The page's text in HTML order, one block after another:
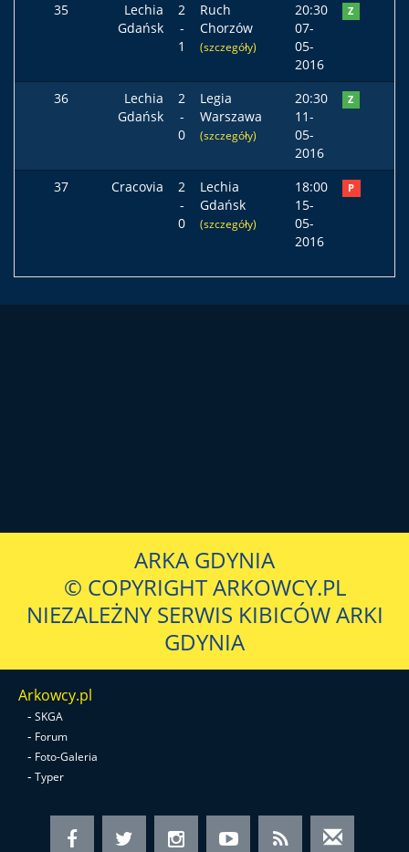
35
Lechia
Gdańsk
2
-
1
Ruch
Chorzów
(szczegóły)
20:30
07-
05-
2016
Z
36
Lechia
Gdańsk
2
-
0
Legia
Warszawa
(szczegóły)
20:30
11-
05-
2016
Z
37 Cracovia
2
-
0
Lechia
Gdańsk
(szczegóły)
18:00
15-
05-
2016
P
ARKA GDYNIA
© COPYRIGHT ARKOWCY.PL
NIEZALEŻNY SERWIS KIBICÓW ARKI
GDYNIA
Arkowcy.pl
- SKGA
- Forum
- Foto-Galeria
- Typer